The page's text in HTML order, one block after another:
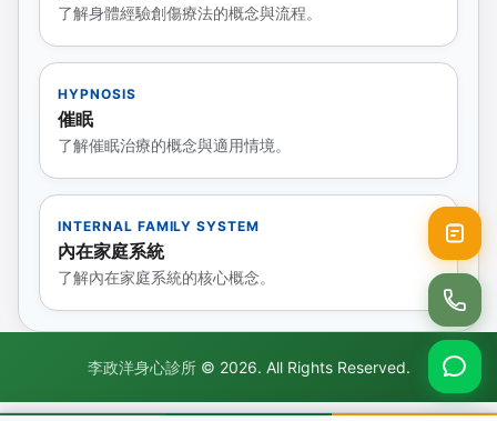
了解身體經驗創傷療法的概念與流程。
HYPNOSIS
催眠
了解催眠治療的概念與適用情境。
INTERNAL FAMILY SYSTEM
內在家庭系統
了解內在家庭系統的核心概念。
李政洋身心診所© 2026. All Rights Reserved.